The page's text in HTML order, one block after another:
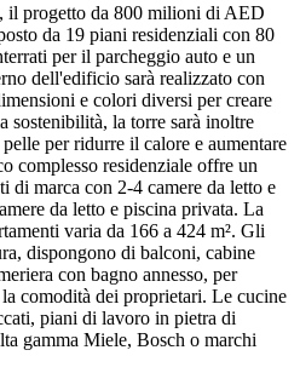
il progetto da 800 milioni di AED
da 19 piani residenziali con 80
per il parcheggio auto e un
dell'edificio sarà realizzato con
e colori diversi per creare
sostenibilità, la torre sarà inoltre
per ridurre il calore e aumentare
complesso residenziale offre un
di marca con 2-4 camere da letto e
da letto e piscina privata. La
varia da 166 a 424 m². Gli
dispongono di balconi, cabine
con bagno annesso, per
comodità dei proprietari. Le cucine
piani di lavoro in pietra di
gamma Miele, Bosch o marchi